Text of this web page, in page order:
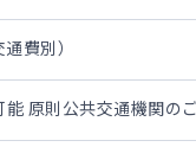
費別）
原則公共交通機関の